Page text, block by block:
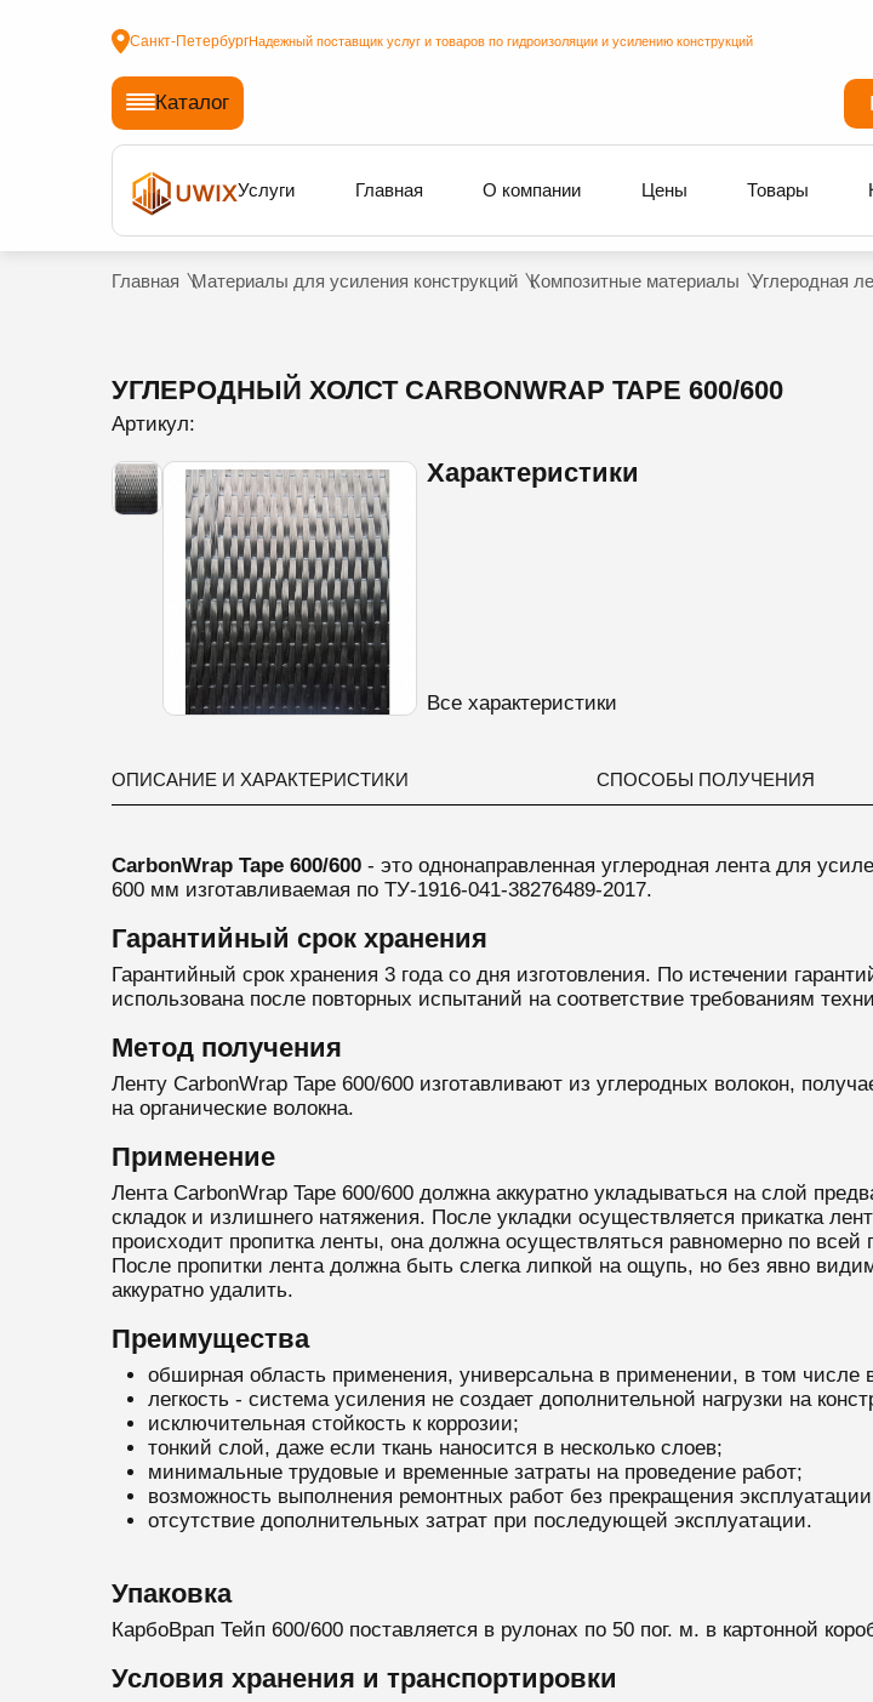
Санкт-ПетербургНадежный поставщик услуг и товаров по гидроизоляции и усилению конструкций
Каталог
Услуги Главная О компании Цены Товары
Главная Материалы для усиления конструкций Композитные материалы Углеродная
УГЛЕРОДНЫЙ ХОЛСТ CARBONWRAP TAPE 600/600
Артикул:
Характеристики
Все характеристики
ОПИСАНИЕ И ХАРАКТЕРИСТИКИ СПОСОБЫ ПОЛУЧЕНИЯ
CarbonWrap Tape 600/600 - это однонаправленная углеродная лента для
600 мм изготавливаемая по ТУ-1916-041-38276489-2017.
Гарантийный срок хранения
Гарантийный срок хранения 3 года со дня изготовления. По истечении
использована после повторных испытаний на соответствие требованиям
Метод получения
Ленту CarbonWrap Tape 600/600 изготавливают из углеродных волокон,
на органические волокна.
Применение
Лента CarbonWrap Tape 600/600 должна аккуратно укладываться на слой
складок и излишнего натяжения. После укладки осуществляется прикатка
происходит пропитка ленты, она должна осуществляться равномерно по
После пропитки лента должна быть слегка липкой на ощупь, но без явно
аккуратно удалить.
Преимущества
обширная область применения, универсальна в применении, в том числе
легкость - система усиления не создает дополнительной нагрузки на
исключительная стойкость к коррозии;
тонкий слой, даже если ткань наносится в несколько слоев;
минимальные трудовые и временные затраты на проведение работ;
возможность выполнения ремонтных работ без прекращения
отсутствие дополнительных затрат при последующей эксплуатации.
Упаковка
КарбоВрап Тейп 600/600 поставляется в рулонах по 50 пог. м. в картонной
Условия хранения и транспортировки